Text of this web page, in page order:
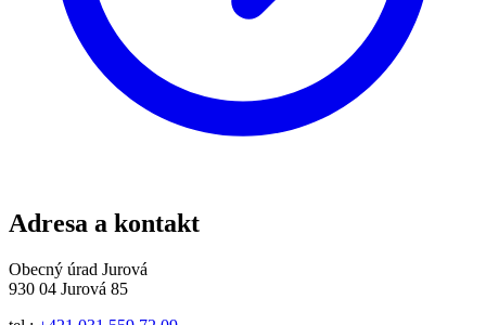
Adresa a kontakt
Obecný úrad Jurová
930 04 Jurová 85